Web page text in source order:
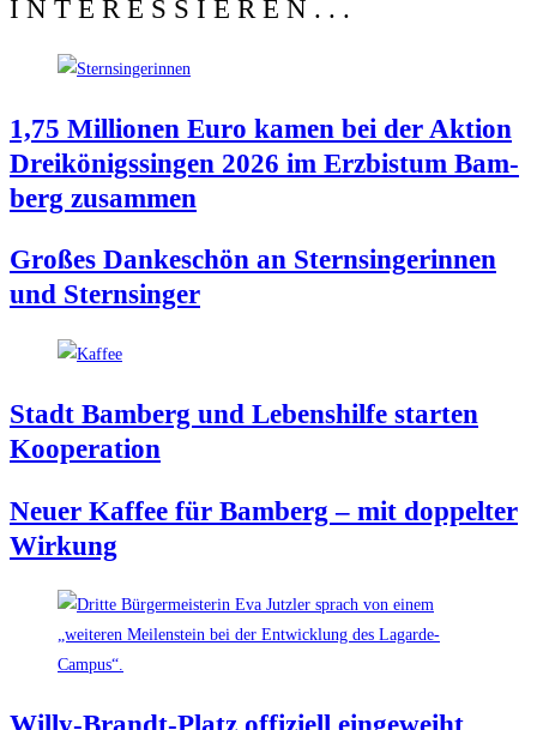
INTERESSIEREN...
1,75 Mil­lio­nen Euro kamen bei der Akti­on
Drei­kö­nigs­sin­gen 2026 im Erz­bis­tum Bam­
berg zusammen
Gro­ßes Dan­ke­schön an Stern­sin­ge­rin­nen
und Sternsinger
Stadt Bam­berg und Lebens­hil­fe star­ten
Kooperation
Neu­er Kaf­fee für Bam­berg – mit dop­pel­ter
Wirkung